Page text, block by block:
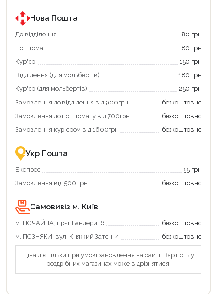
державною
програмою
єКнига.
Використовуйте
карту
щоб
зекономити
та
отримати
переваги!
картою
єКнига
–
зручно
та
державною
програмою
«Національний
кешбек».
покупку
«Національний
кешбек»
та
отримуйте
повернення
Економте
більше
разом
державною
підтримкою!
Нова Пошта
До відділення
80 грн
Поштомат
80 грн
Кур'єр
150 грн
Відділення (для мольбертів)
180 грн
Кур'єр (для мольбертів)
250 грн
Замовлення до відділення від 900грн
безкоштовно
Замовлення до поштомату від 700грн
безкоштовно
Замовлення кур'єром від 1600грн
безкоштовно
Укр Пошта
Експрес
55 грн
Замовлення від 500 грн
безкоштовно
Самовивіз м. Київ
м. ПОЧАЙНА, пр-т Бандери, 6
безкоштовно
м. ПОЗНЯКИ, вул. Княжий Затон, 4
безкоштовно
Ціна діє тільки при умові замовлення на сайті. Вартість у
роздрібних магазинах може відрізнятися.